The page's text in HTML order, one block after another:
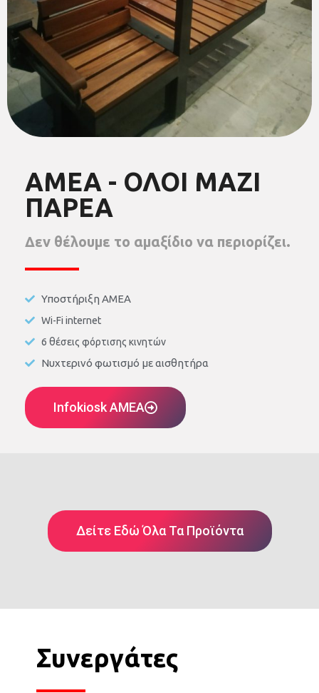
ΑΜΕΑ - ΟΛΟΙ ΜΑΖΙ
ΠΑΡΕΑ
Δεν θέλουμε το αμαξίδιο να περιορίζει.
Υποστήριξη ΑΜΕΑ
Wi-Fi internet
6 θέσεις φόρτισης κινητών
Νυχτερινό φωτισμό με αισθητήρα
Infokiosk AMEA
Δείτε Εδώ Όλα Τα Προϊόντα
Συνεργάτες